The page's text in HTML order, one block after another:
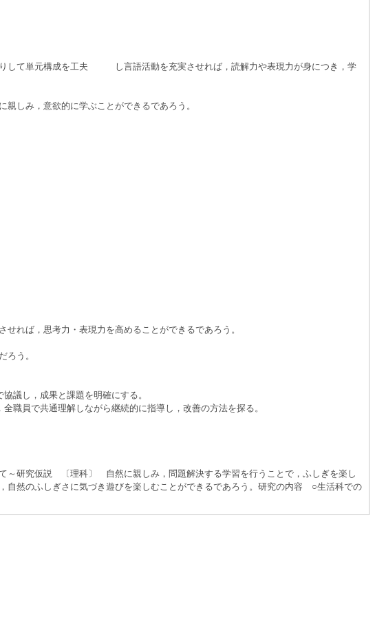
して単元構成を工夫 し言語活動を充実させれば，読解力や表現力が身につき，学
しみ，意欲的に学ぶことができるであろう。
れば，思考力・表現力を高めることができるであろう。
ろう。
議し，成果と課題を明確にする。
職員で共通理解しながら継続的に指導し，改善の方法を探る。
～研究仮説 〔理科〕 自然に親しみ，問題解決する学習を行うことで，ふしぎを楽し
然のふしぎさに気づき遊びを楽しむことができるであろう。研究の内容 ○生活科での